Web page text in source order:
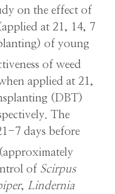
on the effect of
at 21, 14, 7
of young
of weed
applied at 21,
(DBT)
The
7 days before
(approximately
of Scirpus
, Lindernia